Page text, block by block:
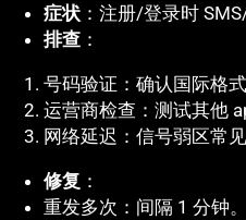
症状 ：注册/登录时
排查 ：
号码验证：确认国际格
运营商检查：测试其他
网络延迟：信号弱区常
修复 ：
重发多次：间隔 1 分钟。